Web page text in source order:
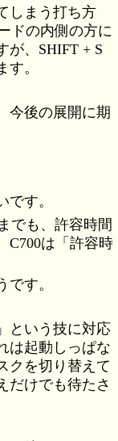
しまう打ち方
ドの内側の方に
が、SHIFT + S
。
今後の展開に期
す。
でも、許容時間
C700は「許容時
す。
という技に対応
は起動しっぱな
クを切り替えて
だけでも待たさ